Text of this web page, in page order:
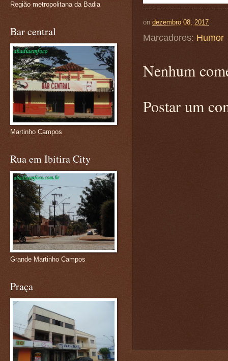
on dezembro 08, 2017
Marcadores: Humor
Nenhum
Postar um
Região metropolitana da Badia
Bar central
Martinho Campos
Rua em Ibitira City
Grande Martinho Campos
Praça